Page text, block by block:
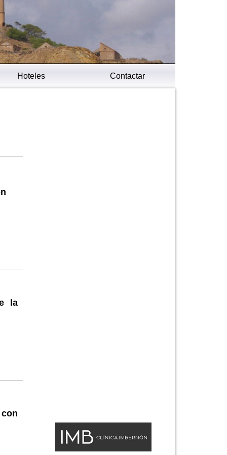
Hoteles Contactar
la